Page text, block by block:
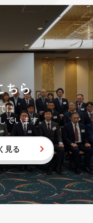
ちら
は
ています。
見る